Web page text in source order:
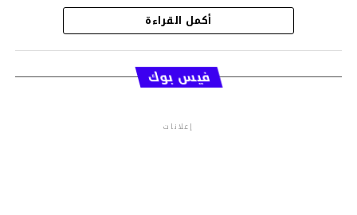
قسم الاخبار
أكمل القراءة
فيس بوك
إعلانات